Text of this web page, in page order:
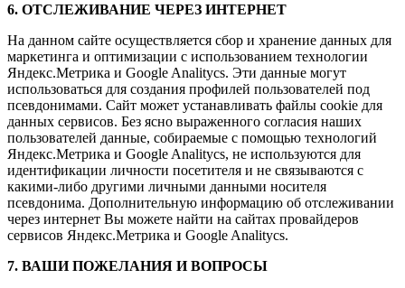
6. ОТСЛЕЖИВАНИЕ ЧЕРЕЗ ИНТЕРНЕТ
На данном сайте осуществляется сбор и хранение данных для
маркетинга и оптимизации с использованием технологии
Яндекс.Метрика и Google Analitycs. Эти данные могут
использоваться для создания профилей пользователей под
псевдонимами. Сайт может устанавливать файлы cookie для
данных сервисов. Без ясно выраженного согласия наших
пользователей данные, собираемые с помощью технологий
Яндекс.Метрика и Google Analitycs, не используются для
идентификации личности посетителя и не связываются с
какими-либо другими личными данными носителя
псевдонима. Дополнительную информацию об отслеживании
через интернет Вы можете найти на сайтах провайдеров
сервисов Яндекс.Метрика и Google Analitycs.
7. ВАШИ ПОЖЕЛАНИЯ И ВОПРОСЫ